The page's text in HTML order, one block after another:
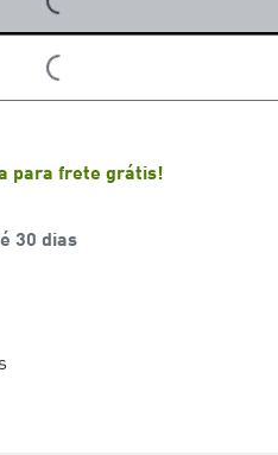
LOADING...
LOADING...
para frete grátis!
30 dias